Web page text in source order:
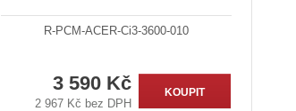
R-PCM-ACER-Ci3-3600-010
3 590 Kč
2 967 Kč bez DPH
KOUPIT